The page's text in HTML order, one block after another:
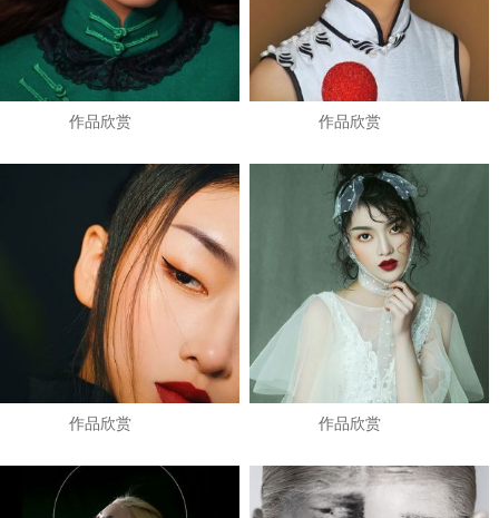
作品欣赏 作品欣赏
作品欣赏 作品欣赏